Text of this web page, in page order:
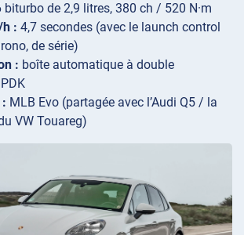
biturbo de 2,9 litres, 380 ch / 520 N·m
: 4,7 secondes (avec le launch control
de série)
: boîte automatique à double
MLB Evo (partagée avec l’Audi Q5 / la
VW Touareg)